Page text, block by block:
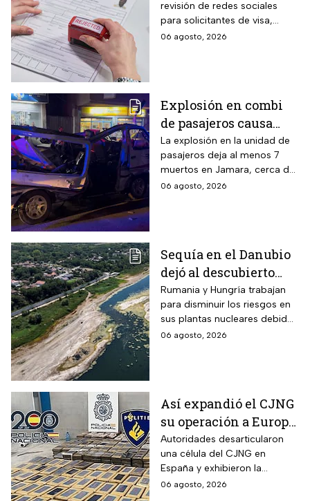
mexicanos deberán
cumplir nueva
medida
revisión de redes sociales
para solicitantes de visa,
incluyendo mexicanos y
06 agosto, 2026
Explosión en combi
de pasajeros causa
terror en las calles de
Jaramana en Damasco
La explosión en la unidad de
pasajeros deja al menos 7
muertos en Jamara, cerca de
Damasco; autoridades
06 agosto, 2026
Sequía en el Danubio
dejó al descubierto
buques de la Segunda
Guerra Mundial
Rumania y Hungría trabajan
para disminuir los riesgos en
sus plantas nucleares debido
a los mínimos históricos
06 agosto, 2026
Así expandió el CJNG
su operación a Europa;
desmantelan célula
en España
Autoridades desarticularon
una célula del CJNG en
España y exhibieron la
expansión del cártel con
06 agosto, 2026